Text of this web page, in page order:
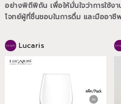
อย่างพิถีพิถัน เพื่อให้มั่นใจว่าการใช้ง
โจทย์ผู้ที่ชื่นชอบในการดื่ม และมืออาชี
Lucaris